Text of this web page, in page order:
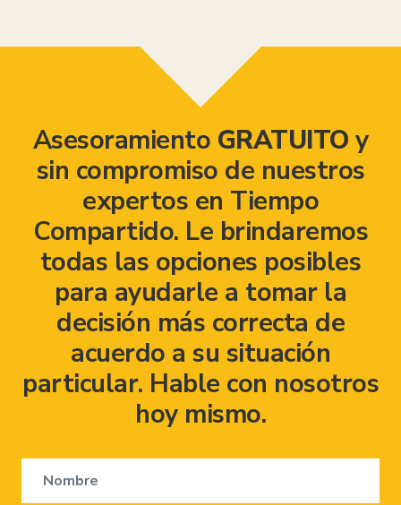
Asesoramiento GRATUITO y
sin compromiso de nuestros
expertos en Tiempo
Compartido. Le brindaremos
todas las opciones posibles
para ayudarle a tomar la
decisión más correcta de
acuerdo a su situación
particular. Hable con nosotros
hoy mismo.